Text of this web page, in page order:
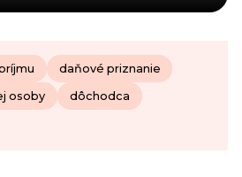
daňové priznanie
osoby dôchodca